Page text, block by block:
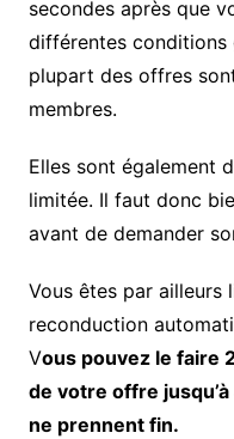
secondes après que
différentes conditions
plupart des offres
membres.
Elles sont également
limitée. Il faut donc
avant de demander
Vous êtes par ailleurs
reconduction
Vous pouvez le faire
de votre offre
ne prennent fin.